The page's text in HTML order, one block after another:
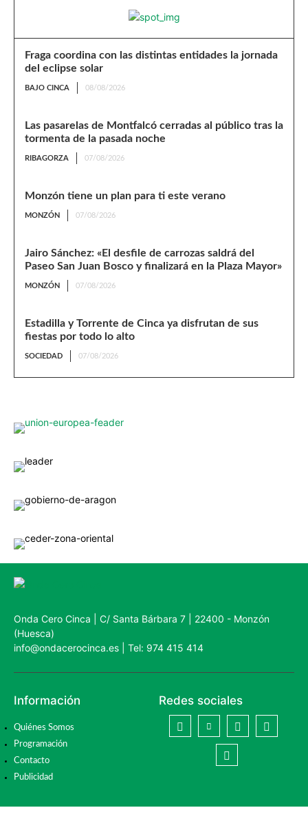
Fraga coordina con las distintas entidades la jornada
del eclipse solar
BAJO CINCA 08/08/2026
Las pasarelas de Montfalcó cerradas al público tras la
tormenta de la pasada noche
RIBAGORZA 07/08/2026
Monzón tiene un plan para ti este verano
MONZÓN 07/08/2026
Jairo Sánchez: «El desfile de carrozas saldrá del
Paseo San Juan Bosco y finalizará en la Plaza Mayor»
MONZÓN 07/08/2026
Estadilla y Torrente de Cinca ya disfrutan de sus
fiestas por todo lo alto
SOCIEDAD 07/08/2026
Onda Cero Cinca | C/ Santa Bárbara 7 | 22400 - Monzón
(Huesca)
info@ondacerocinca.es | Tel: 974 415 414
Información
Quiénes Somos
Programación
Contacto
Publicidad
Redes sociales